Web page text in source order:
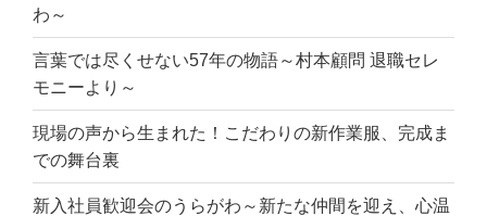
わ～
言葉では尽くせない57年の物語～村本顧問 退職セレ
モニーより～
現場の声から生まれた！こだわりの新作業服、完成ま
での舞台裏
新入社員歓迎会のうらがわ～新たな仲間を迎え、心温